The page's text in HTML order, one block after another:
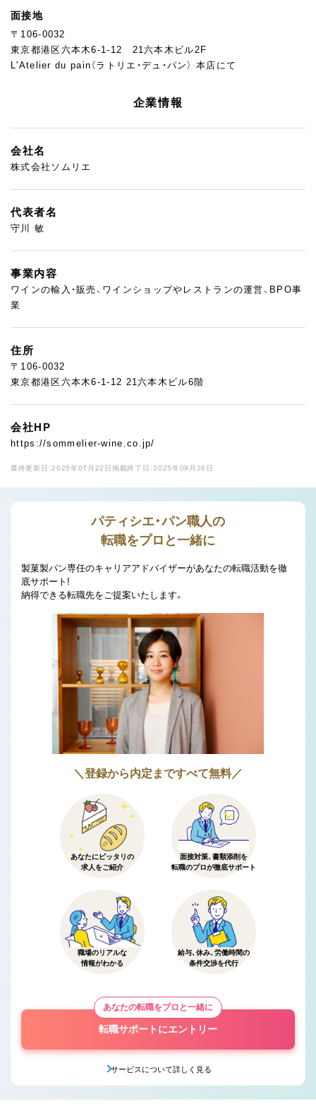
面接地
〒106-0032
東京都港区六本木6-1-12 21六本木ビル2F
L'Atelier du pain（ラトリエ・デュ・パン） 本店にて
企業情報
会社名
株式会社ソムリエ
代表者名
守川 敏
事業内容
ワインの輸入・販売、ワインショップやレストランの運営、BPO事
業
住所
〒106-0032
東京都港区六本木6-1-12 21六本木ビル6階
会社HP
https://sommelier-wine.co.jp/
最終更新日：2025年07月22日 掲載終了日：2025年09月26日
パティシエ・パン職人の
転職をプロと一緒に
製菓製パン専任のキャリアアドバイザーがあなたの転職活動を徹
底サポート!
納得できる転職先をご提案いたします。
＼登録から内定まですべて無料／
あなたにピッタリの
求人をご紹介
面接対策、書類添削を
転職のプロが徹底サポート
職場のリアルな
情報がわかる
給与、休み、労働時間の
条件交渉を代行
あなたの転職をプロと一緒に
転職サポートにエントリー
サービスについて詳しく見る